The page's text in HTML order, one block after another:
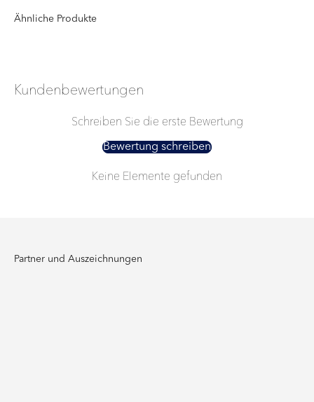
Kundenbewertungen
Schreiben Sie die erste Bewertung
Bewertung schreiben
Keine Elemente gefunden
Partner und Auszeichnungen